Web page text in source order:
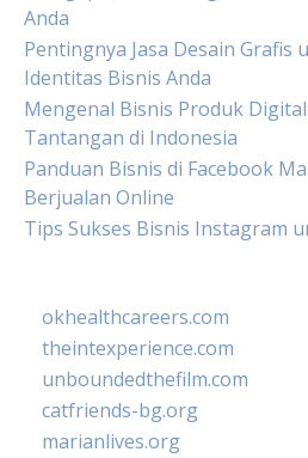
Anda
Pentingnya Jasa Desain
Identitas Bisnis Anda
Mengenal Bisnis Produk
Tantangan di Indonesia
Panduan Bisnis di Facebook
Berjualan Online
Tips Sukses Bisnis Instagram
okhealthcareers.com
theintexperience.com
unboundedthefilm.com
catfriends-bg.org
marianlives.org